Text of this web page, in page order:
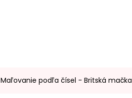
Maľovanie podľa čísel - Britská mačka